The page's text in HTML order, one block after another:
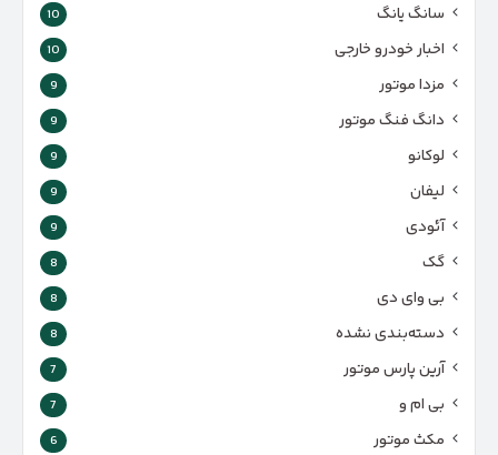
سانگ یانگ 10
اخبار خودرو خارجی 10
مزدا موتور 9
دانگ فنگ موتور 9
لوکانو 9
لیفان 9
آئودی 9
گک 8
بی وای دی 8
دسته‌بندی نشده 8
آرین پارس موتور 7
بی ام و 7
مکث موتور 6